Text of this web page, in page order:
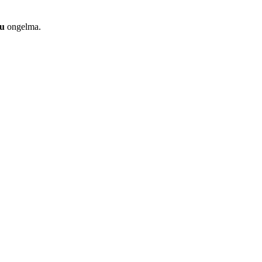
ongelma.